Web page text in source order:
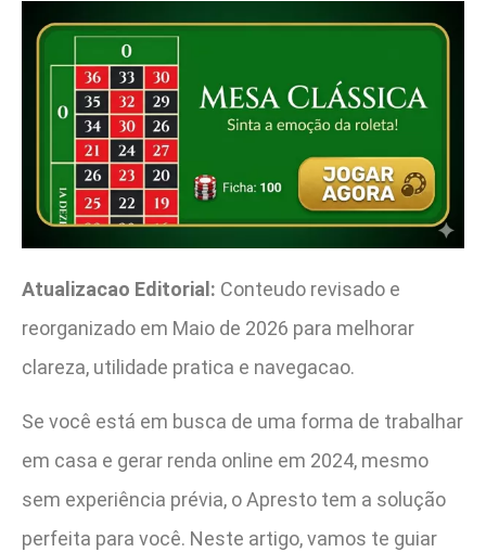
Atualizacao Editorial: Conteudo revisado e
reorganizado em Maio de 2026 para melhorar
clareza, utilidade pratica e navegacao.
Se você está em busca de uma forma de trabalhar
em casa e gerar renda online em 2024, mesmo
sem experiência prévia, o Apresto tem a solução
perfeita para você. Neste artigo, vamos te guiar